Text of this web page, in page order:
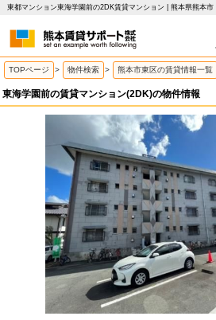
TOPページ > 物件検索 > 熊本市東区の賃貸情報一覧
東海学園前の賃貸マンション(2DK)の物件情報